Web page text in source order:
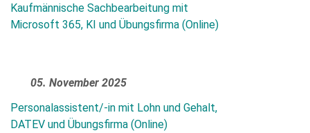
Kaufmännische Sachbearbeitung mit
Microsoft 365, KI und Übungsfirma (Online)
05. November 2025
Personalassistent/-in mit Lohn und Gehalt,
DATEV und Übungsfirma (Online)
der elektronischen Erhebung und Speicherung meiner Angaben sowie
Daten für den Zweck der Beantwortung meiner Anfrage zu. Bitte
info@comhard.de jederzeit für die Zukunft widerrufen.
Diese Website ist durch reCAPTCHA geschützt und es gelten die